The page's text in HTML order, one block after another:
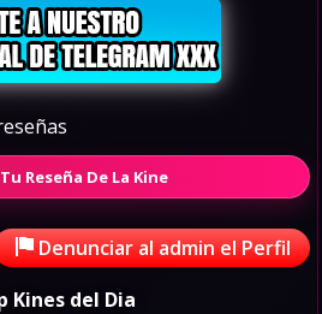
Reseña De La Kine
Denunciar al admin el Perfil
Kines del Dia